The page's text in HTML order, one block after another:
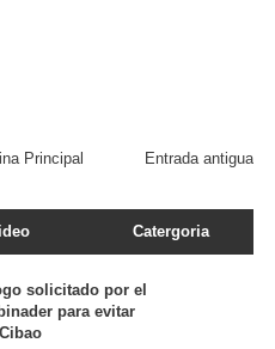
Entrada antigua
Principal
Catergoria
solicitado por el
para evitar